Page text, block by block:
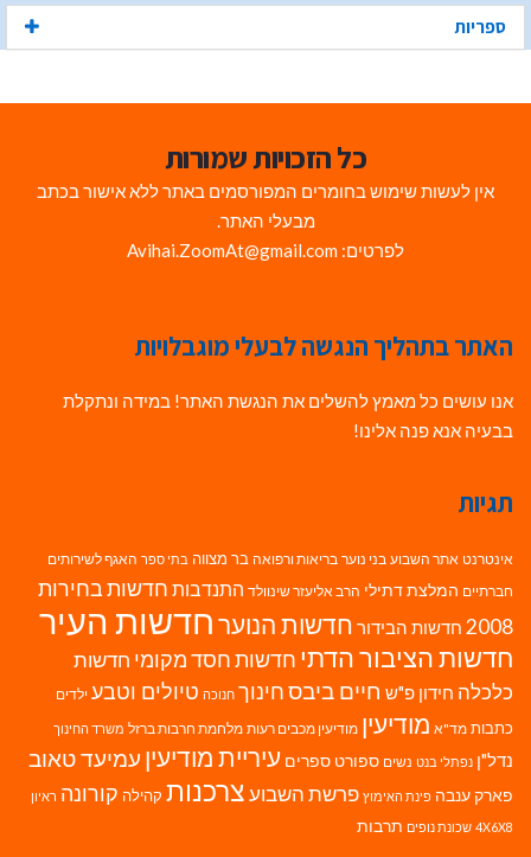
ספריות
כל הזכויות שמורות
אין לעשות שימוש בחומרים המפורסמים באתר ללא אישור בכתב
מבעלי האתר.
לפרטים: Avihai.ZoomAt@gmail.com
האתר בתהליך הנגשה לבעלי מוגבלויות
אנו עושים כל מאמץ להשלים את הנגשת האתר! במידה ונתקלת
בבעיה אנא פנה אלינו!
תגיות
אינטרנט אתר השבוע בני נוער בריאות ורפואה בר מצווה בתי ספר האגף לשירותים
חברתיים המלצת דתילי הרב אליעזר שינוולד התנדבות חדשות בחירות
2008 חדשות הבידור חדשות הנוערחדשות העיר
חדשות הציבור הדתי חדשות חסד מקומי חדשות
כלכלה חידון פ"ש חיים ביבסחינוך חנוכה טיולים וטבע ילדים
כתבות מד"א מודיעין מודיעין מכבים רעות מלחמת חרבות ברזל משרד החינוך
נדל"ן נפתלי בנט נשים ספורט ספרים עיריית מודיעין עמיעד טאוב
פארק ענבה פינת האימוץ פרשת השבועצרכנות קהילה קורונה ראיון
4X6X8 שכונת נופים תרבות